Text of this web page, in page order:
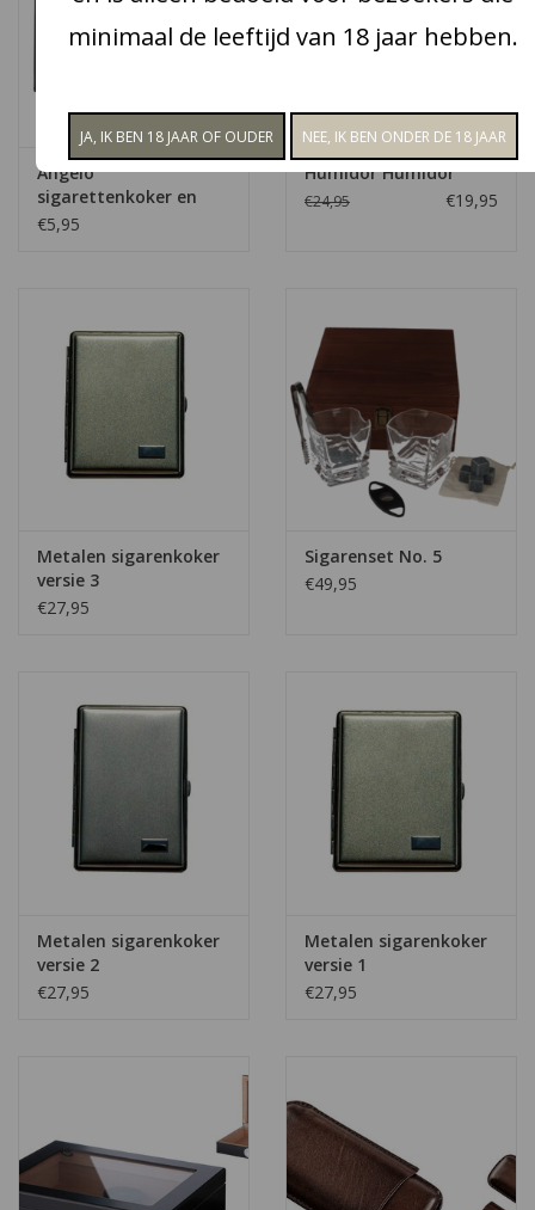
Angelo
sigarettenkoker en
pashouder
€5,95
Humidor Humidor
€24,95 €19,95
Metalen sigarenkoker
versie 3
€27,95
Sigarenset No. 5
€49,95
Metalen sigarenkoker
versie 2
€27,95
Metalen sigarenkoker
versie 1
€27,95
minimaal de leeftijd van 18 jaar hebben.